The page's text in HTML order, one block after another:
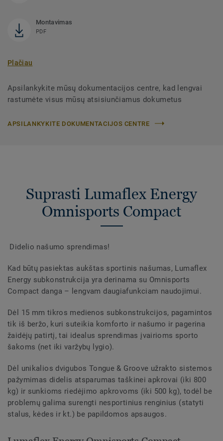
Montavimas
PDF
Plačiau
Apsilankykite mūsų dokumentacijos centre, kad lengvai
rastumėte visus mūsų atsisiunčiamus dokumetus
APSILANKYKITE DOKUMENTACIJOS CENTRE
Suprasti Lumaflex Energy
Omnisports Compact
Didelio našumo sprendimas!
Kad būtų pasiektas aukštas sportinis našumas, Lumaflex
Energy subkonstrukcija yra derinama su Omnisports
Compact danga – lengvam daugiafunkciam naudojimui.
Dėl 15 mm tikros medienos subkonstrukcijos, pagamintos
tik iš beržo, kuri suteikia komforto ir našumo ir pagerina
žaidėjų patirtį, tai idealus sprendimas įvairioms sporto
šakoms (net iki varžybų lygio).
Dėl unikalios dvigubos Tongue & Groove užrakto sistemos
pažymimas didelis atsparumas taškinei apkrovai (iki 800
kg) ir sunkioms riedėjimo apkrovoms (iki 500 kg), todėl be
problemų galima surengti nesportinius renginius (statyti
stalus, kėdes ir kt.) be papildomos apsaugos.